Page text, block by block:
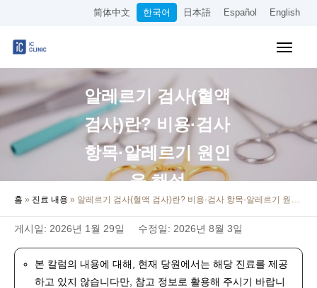
简体中文 한국어 日本語 Español English
알레르기 검사(혈액
검사)란? 비용·검사
항목·알레르기 원인
을 해설
홈 » 진료 내용 » 알레르기 검사(혈액 검사)란? 비용·검사 항목·알레르기 원인을 해설
게시일: 2026년 1월 29일 수정일: 2026년 8월 3일
본 칼럼의 내용에 대해, 현재 당원에서는 해당 진료를 제공
하고 있지 않습니다만, 참고 정보로 활용해 주시기 바랍니
미용 시술
요금 안내
오시는 길
온라인 예약
채용 정보